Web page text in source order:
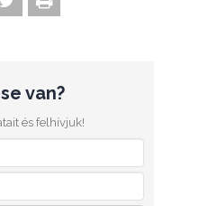
van?
és felhívjuk!